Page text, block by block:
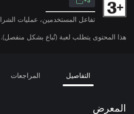
تفاعل المستخدمين، عمليات
هذا المحتوى يتطلب لعبة (تُباع بشكل منفصل).
التفاصيل المراجعات
المعرض